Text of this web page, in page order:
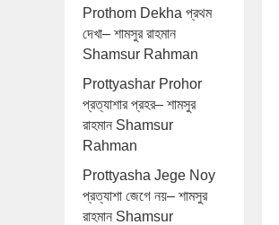
Prothom Dekha প্রথম
দেখা– শামসুর রাহমান
Shamsur Rahman
Prottyashar Prohor
প্রত্যাশার প্রহর– শামসুর
রাহমান Shamsur
Rahman
Prottyasha Jege Noy
প্রত্যাশা জেগে নয়– শামসুর
রাহমান Shamsur